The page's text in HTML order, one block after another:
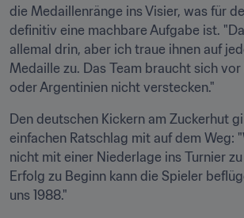
die Medaillenränge ins Visier, was für
definitiv eine machbare Aufgabe ist.
allemal drin, aber ich traue ihnen auf
Medaille zu. Das Team braucht sich
oder Argentinien nicht verstecken."
Den deutschen Kickern am Zuckerhut
einfachen Ratschlag mit auf dem Weg:
nicht mit einer Niederlage ins Turnier
Erfolg zu Beginn kann die Spieler
uns 1988."